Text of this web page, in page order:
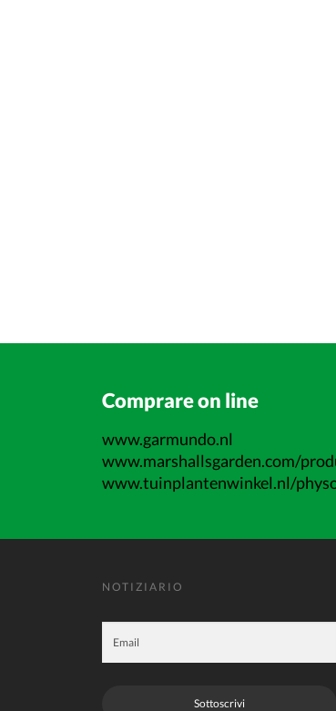
Comprare on line
www.garmundo.nl
www.marshallsgarden.com/
www.tuinplantenwinkel.nl/
NOTIZIARIO
Sottoscrivi